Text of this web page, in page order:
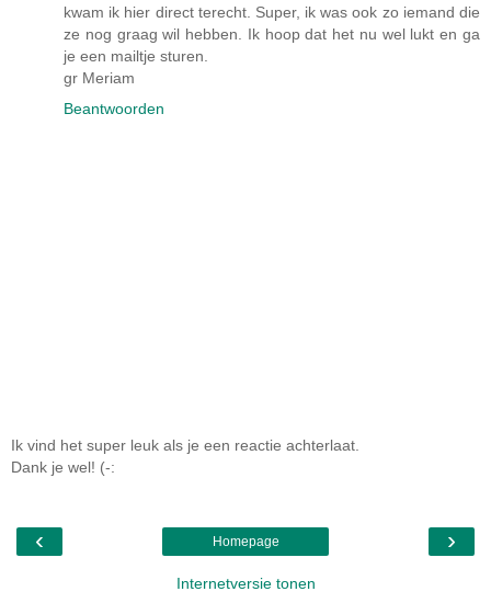
kwam ik hier direct terecht. Super, ik was ook zo iemand die
ze nog graag wil hebben. Ik hoop dat het nu wel lukt en ga
je een mailtje sturen.
gr Meriam
Beantwoorden
Ik vind het super leuk als je een reactie achterlaat.
Dank je wel! (-:
‹ ›
Homepage
Internetversie tonen